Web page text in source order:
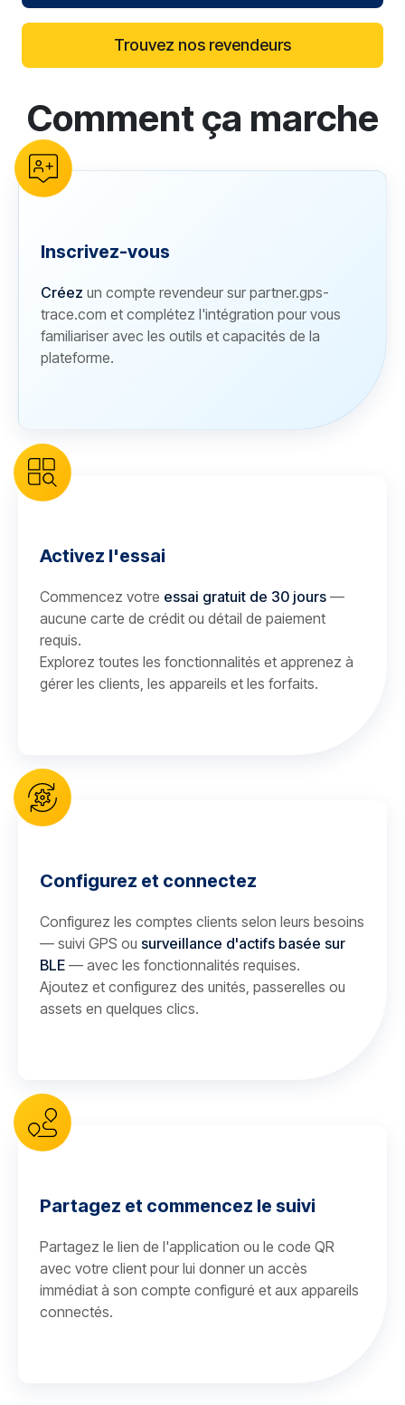
Trouvez nos revendeurs
reCAPTCHA verification
Comment ça marche
Inscrivez-vous
Créez un compte revendeur sur partner.gps-
trace.com et complétez l'intégration pour vous
familiariser avec les outils et capacités de la
plateforme.
Activez l'essai
Commencez votre essai gratuit de 30 jours —
aucune carte de crédit ou détail de paiement
requis.
Explorez toutes les fonctionnalités et apprenez à
gérer les clients, les appareils et les forfaits.
Configurez et connectez
Configurez les comptes clients selon leurs besoins
— suivi GPS ou surveillance d'actifs basée sur
BLE — avec les fonctionnalités requises.
Ajoutez et configurez des unités, passerelles ou
assets en quelques clics.
Partagez et commencez le suivi
Partagez le lien de l'application ou le code QR
avec votre client pour lui donner un accès
immédiat à son compte configuré et aux appareils
connectés.